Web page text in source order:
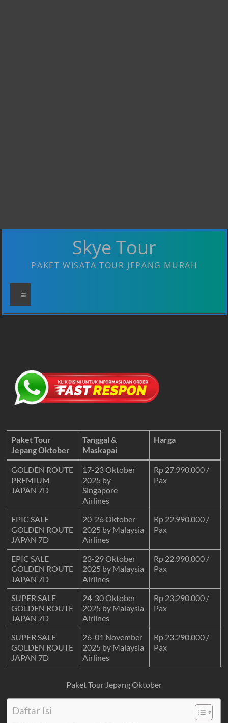
Skye Tour
PAKET WISATA TOUR JEPANG MURAH
Menu
Paket Tour
Jepang Oktober
Tanggal &
Maskapai
Harga
GOLDEN ROUTE
PREMIUM
JAPAN 7D
17-23 Oktober
2025 by
Singapore
Airlines
Rp 27.990.000 /
Pax
EPIC SALE
GOLDEN ROUTE
JAPAN 7D
20-26 Oktober
2025 by Malaysia
Airlines
Rp 22.990.000 /
Pax
EPIC SALE
GOLDEN ROUTE
JAPAN 7D
23-29 Oktober
2025 by Malaysia
Airlines
Rp 22.990.000 /
Pax
SUPER SALE
GOLDEN ROUTE
JAPAN 7D
24-30 Oktober
2025 by Malaysia
Airlines
Rp 23.290.000 /
Pax
SUPER SALE
GOLDEN ROUTE
JAPAN 7D
26-01 November
2025 by Malaysia
Airlines
Rp 23.290.000 /
Pax
Paket Tour Jepang Oktober
Daftar Isi